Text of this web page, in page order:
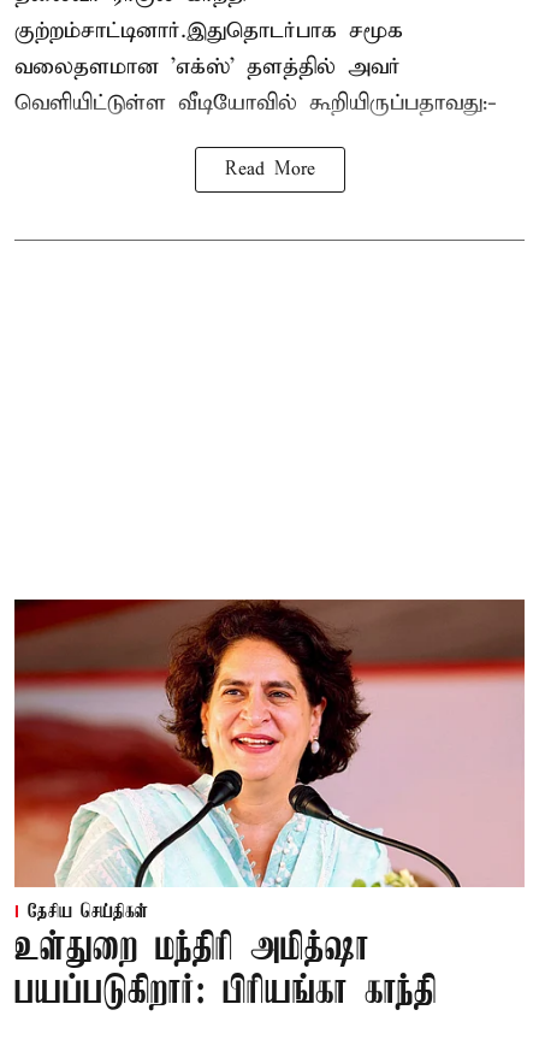
குற்றம்சாட்டினார்.இதுதொடர்பாக சமூக
வலைதளமான 'எக்ஸ்' தளத்தில் அவர்
வெளியிட்டுள்ள வீடியோவில் கூறியிருப்பதாவது:-
Read More
தேசிய செய்திகள்
உள்துறை மந்திரி அமித்ஷா
பயப்படுகிறார்: பிரியங்கா காந்தி